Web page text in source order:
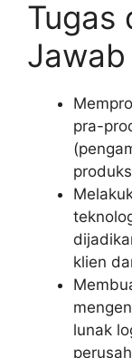
Tugas
Jawab
pra-
klien
lunak